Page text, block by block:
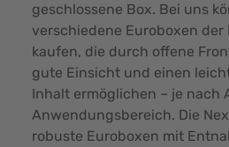
geschlossene Box. Bei uns
verschiedene Euroboxen der
kaufen, die durch offene
gute Einsicht und einen
Inhalt ermöglichen – je nach
Anwendungsbereich. Die
robuste Euroboxen mit